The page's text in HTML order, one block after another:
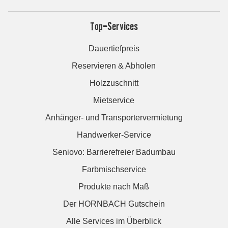
Top-Services
Dauertiefpreis
Reservieren & Abholen
Holzzuschnitt
Mietservice
Anhänger- und Transportervermietung
Handwerker-Service
Seniovo: Barrierefreier Badumbau
Farbmischservice
Produkte nach Maß
Der HORNBACH Gutschein
Alle Services im Überblick